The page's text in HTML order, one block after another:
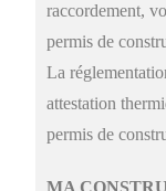
raccordement,
permis de
La
attestation
permis de